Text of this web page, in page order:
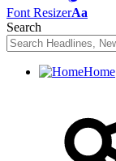
Font ResizerAa
Search
Home